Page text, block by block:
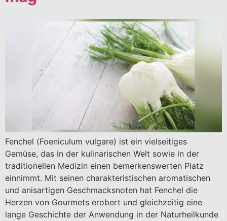
Fenchel (Foeniculum vulgare) ist ein vielseitiges
Gemüse, das in der kulinarischen Welt sowie in der
traditionellen Medizin einen bemerkenswerten Platz
einnimmt. Mit seinen charakteristischen aromatischen
und anisartigen Geschmacksnoten hat Fenchel die
Herzen von Gourmets erobert und gleichzeitig eine
lange Geschichte der Anwendung in der Naturheilkunde